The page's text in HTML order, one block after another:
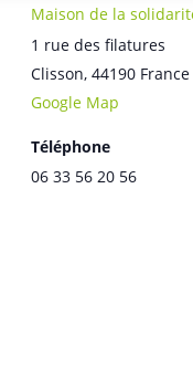
Maison de la
1 rue des filatures
Clisson, 44190 France
Google Map
Téléphone
06 33 56 20 56